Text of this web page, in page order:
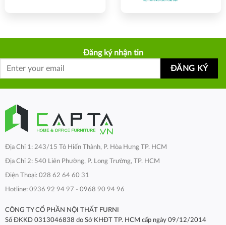
Đăng ký nhận tin
Địa Chỉ 1: 243/15 Tô Hiến Thành, P. Hòa Hưng TP. HCM
Địa Chỉ 2: 540 Liên Phường, P. Long Trường, TP. HCM
Điện Thoại: 028 62 64 60 31
Hotline: 0936 92 94 97 - 0968 90 94 96
CÔNG TY CỔ PHẦN NỘI THẤT FURNI
Số ĐKKD 0313046838 do Sở KHĐT TP. HCM cấp ngày 09/12/2014